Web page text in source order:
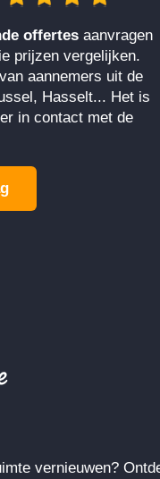
offertes aanvragen
prijzen vergelijken.
van aannemers uit de
Hasselt... Het is
in contact met de
vernieuwen?